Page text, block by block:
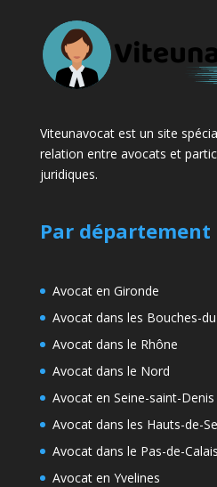
Viteunavocat est un site
relation entre avocats et
juridiques.
Par
Avocat en Gironde
Avocat dans les Bouches-
Avocat dans le Rhône
Avocat dans le Nord
Avocat en Seine-saint-Denis
Avocat dans les Hauts-de-
Avocat dans le Pas-de-Calais
Avocat en Yvelines